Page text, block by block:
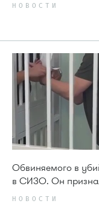
НОВОСТИ
Обвиняемого в
в СИЗО. Он
НОВОСТИ